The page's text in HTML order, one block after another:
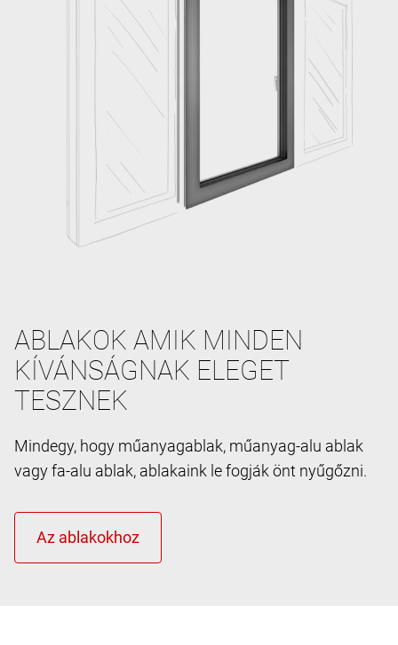
ABLAKOK AMIK MINDEN
KÍVÁNSÁGNAK ELEGET
TESZNEK
Mindegy, hogy műanyagablak, műanyag-alu ablak
vagy fa-alu ablak, ablakaink le fogják önt nyűgőzni.